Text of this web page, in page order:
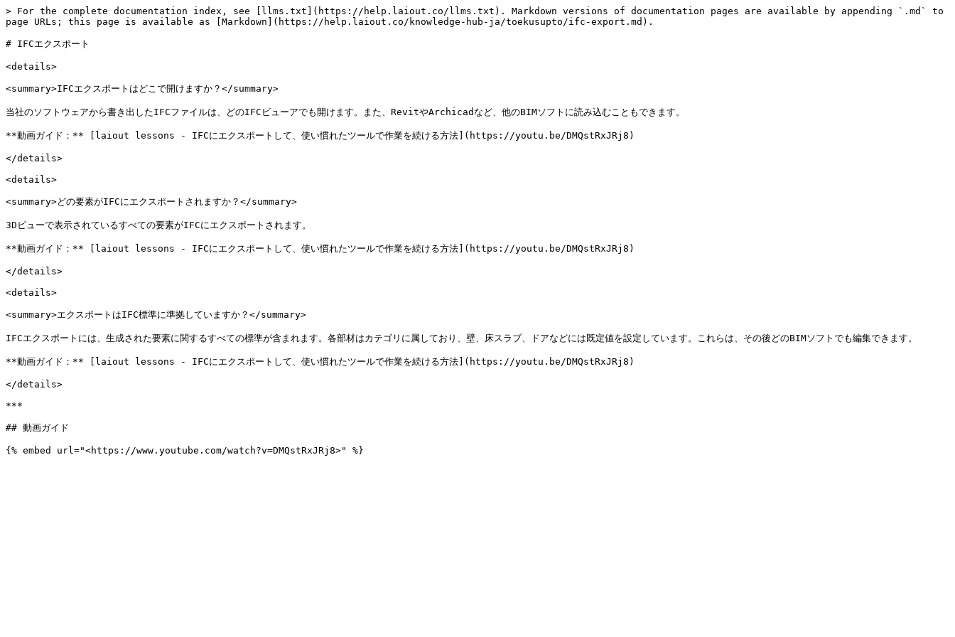
> For the complete documentation index, see [llms.txt](https://help.laiout.co/llms.txt). Markdown versions of documentation pages are available by appending `.md` to
page URLs; this page is available as [Markdown](https://help.laiout.co/knowledge-hub-ja/toekusupto/ifc-export.md).
# IFCエクスポート
<details>
<summary>IFCエクスポートはどこで開けますか？</summary>
当社のソフトウェアから書き出したIFCファイルは、どのIFCビューアでも開けます。また、RevitやArchicadなど、他のBIMソフトに読み込むこともできます。
**動画ガイド：** [laiout lessons - IFCにエクスポートして、使い慣れたツールで作業を続ける方法](https://youtu.be/DMQstRxJRj8)
</details>
<details>
<summary>どの要素がIFCにエクスポートされますか？</summary>
3Dビューで表示されているすべての要素がIFCにエクスポートされます。
**動画ガイド：** [laiout lessons - IFCにエクスポートして、使い慣れたツールで作業を続ける方法](https://youtu.be/DMQstRxJRj8)
</details>
<details>
<summary>エクスポートはIFC標準に準拠していますか？</summary>
IFCエクスポートには、生成された要素に関するすべての標準が含まれます。各部材はカテゴリに属しており、壁、床スラブ、ドアなどには既定値を設定しています。これらは、その後どのBIMソフトでも編集できます。
**動画ガイド：** [laiout lessons - IFCにエクスポートして、使い慣れたツールで作業を続ける方法](https://youtu.be/DMQstRxJRj8)
</details>
***
## 動画ガイド